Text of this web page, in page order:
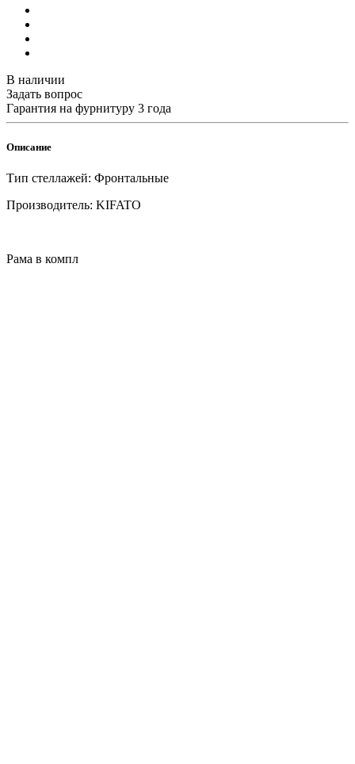
В наличии
Задать вопрос
Гарантия на фурнитуру 3 года
Описание
Тип стеллажей: Фронтальные
Производитель: KIFATO
Рама в компл